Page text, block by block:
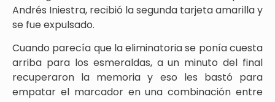
Andrés Iniestra, recibió la segunda tarjeta amarilla y
se fue expulsado.
Cuando parecía que la eliminatoria se ponía cuesta
arriba para los esmeraldas, a un minuto del final
recuperaron la memoria y eso les bastó para
empatar el marcador en una combinación entre